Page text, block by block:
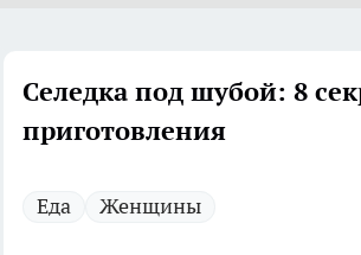
Селедка под шубой: 8
приготовления
Еда Женщины